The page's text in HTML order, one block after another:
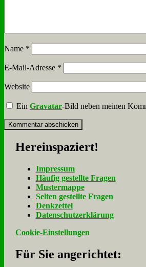
Name *
E-Mail-Adresse *
Website
EinGravatar-Bild neben meinen
Her­ein­spa­ziert!
Im­pres­sum
Häu­fig ge­stell­te Fra­gen
Mu­ster­map­pe
Sel­ten ge­stell­te Fra­gen
Denk­zet­tel
Da­ten­schutz­er­klä­rung
Cookie-Einstellungen
Für Sie an­ge­rich­tet: